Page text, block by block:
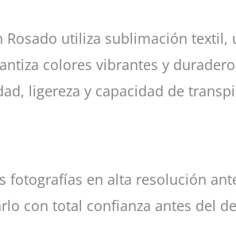
Rosado utiliza sublimación
colores vibrantes y
ligereza y capacidad de
fotografías en alta resolución
con total confianza antes del